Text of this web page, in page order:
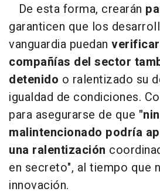
De esta forma, crearán
garanticen que los
vanguardia puedan
compañías del sector
detenido o ralentizado su
igualdad de condiciones.
para asegurarse de que
malintencionado podría
una ralentización
en secreto", al tiempo que
innovación.